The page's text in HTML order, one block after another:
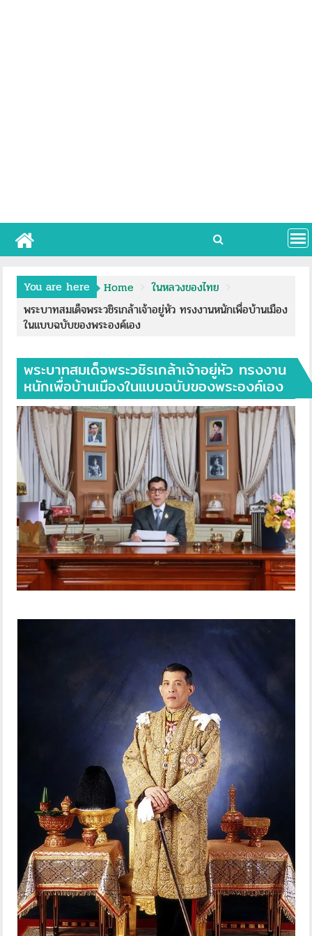
You are here Home
ในหลวงของไทย
พระบาทสมเด็จพระวชิรเกล้าเจ้าอยู่หัว ทรงงานหนักเพื่อบ้านเมือง
ในแบบฉบับของพระองค์เอง
พระบาทสมเด็จพระวชิรเกล้าเจ้าอยู่หัว ทรงงาน
หนักเพื่อบ้านเมืองในแบบฉบับของพระองค์เอง